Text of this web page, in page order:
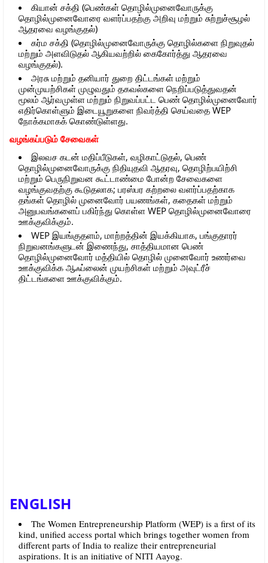
கியான் சக்தி (பெண்கள் தொழில்முனைவோருக்கு
தொழில்முனைவோரை வளர்ப்பதற்கு அறிவு மற்றும் சுற்றுச்சூழல்
ஆதரவை வழங்குதல்)
கர்ம சக்தி (தொழில்முனைவோருக்கு தொழில்களை நிறுவுதல்
மற்றும் அளவிடுதல் ஆகியவற்றில் கைகோர்த்து ஆதரவை
வழங்குதல்).
அரசு மற்றும் தனியார் துறை திட்டங்கள் மற்றும்
முன்முயற்சிகள் முழுவதும் தகவல்களை நெறிப்படுத்துவதன்
மூலம் ஆர்வமுள்ள மற்றும் நிறுவப்பட்ட பெண் தொழில்முனைவோர்
எதிர்கொள்ளும் இடையூறுகளை நிவர்த்தி செய்வதை WEP
நோக்கமாகக் கொண்டுள்ளது.
வழங்கப்படும் சேவைகள்
இலவச கடன் மதிப்பீடுகள், வழிகாட்டுதல், பெண்
தொழில்முனைவோருக்கு நிதியுதவி ஆதரவு, தொழிற்பயிற்சி
மற்றும் பெருநிறுவன கூட்டாண்மை போன்ற சேவைகளை
வழங்குவதற்கு கூடுதலாக; பரஸ்பர கற்றலை வளர்ப்பதற்காக
தங்கள் தொழில் முனைவோர் பயணங்கள், கதைகள் மற்றும்
அனுபவங்களைப் பகிர்ந்து கொள்ள WEP தொழில்முனைவோரை
ஊக்குவிக்கும்.
WEP இயங்குதளம், மாற்றத்தின் இயக்கியாக, பங்குதாரர்
நிறுவனங்களுடன் இணைந்து, சாத்தியமான பெண்
தொழில்முனைவோர் மத்தியில் தொழில் முனைவோர் உணர்வை
ஊக்குவிக்க ஆஃப்லைன் முயற்சிகள் மற்றும் அவுட்ரீச்
திட்டங்களை ஊக்குவிக்கும்.
ENGLISH
The Women Entrepreneurship Platform (WEP) is a first of its
kind, unified access portal which brings together women from
different parts of India to realize their entrepreneurial
aspirations. It is an initiative of NITI Aayog.